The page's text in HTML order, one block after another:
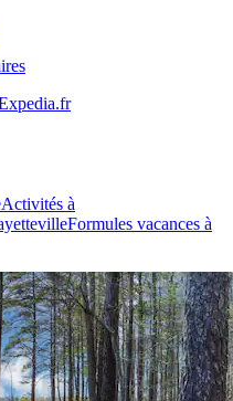
Activités à
Formules vacances à